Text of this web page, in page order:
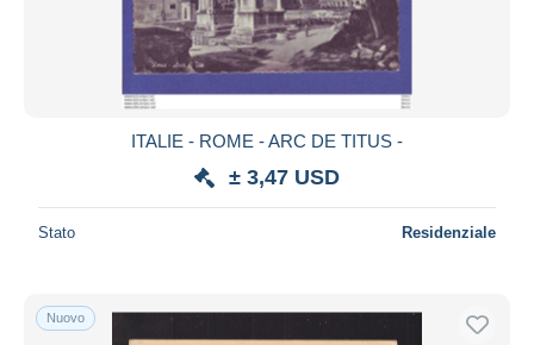
ITALIE - ROME - ARC DE TITUS -
± 3,47 USD
Stato Residenziale
Nuovo